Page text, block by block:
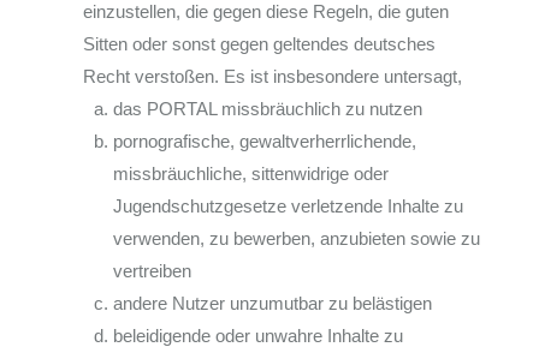
einzustellen, die gegen diese Regeln, die guten
Sitten oder sonst gegen geltendes deutsches
Recht verstoßen. Es ist insbesondere untersagt,
das PORTAL missbräuchlich zu nutzen
pornografische, gewaltverherrlichende,
missbräuchliche, sittenwidrige oder
Jugendschutzgesetze verletzende Inhalte zu
verwenden, zu bewerben, anzubieten sowie zu
vertreiben
andere Nutzer unzumutbar zu belästigen
beleidigende oder unwahre Inhalte zu